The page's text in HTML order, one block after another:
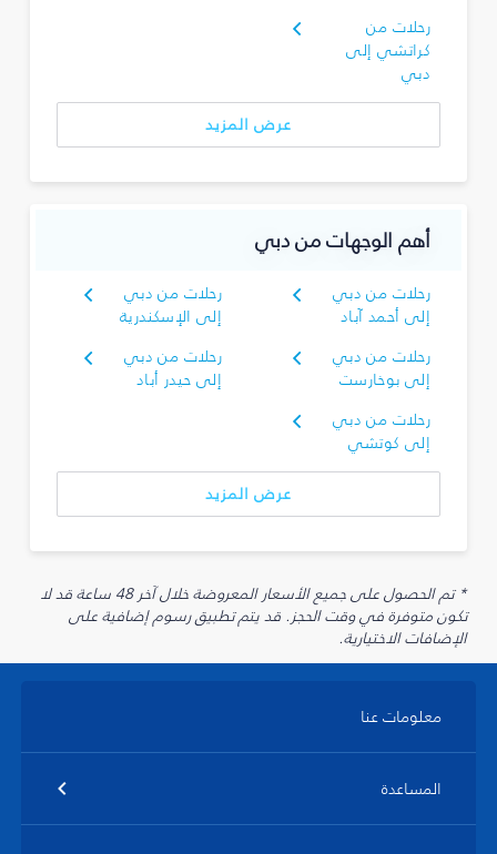
رحلات من
كراتشي إلى
دبي
عرض المزيد
أهم الوجهات من دبي
رحلات من دبي
إلى أحمد آباد
رحلات من دبي
إلى الإسكندرية
رحلات من دبي
إلى بوخارست
رحلات من دبي
إلى حيدر أباد
رحلات من دبي
إلى كوتشي
عرض المزيد
* تم الحصول على جميع الأسعار المعروضة خلال آخر 48 ساعة قد لا
تكون متوفرة في وقت الحجز. قد يتم تطبيق رسوم إضافية على
الإضافات الاختيارية.
معلومات عنا
المساعدة